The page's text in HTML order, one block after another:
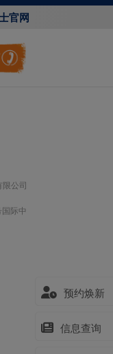
官网
预约焕新
信息查询
公司
际中